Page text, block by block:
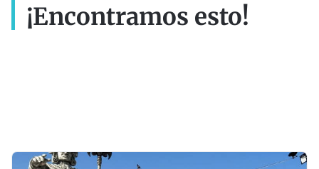
¡Encontramos esto!